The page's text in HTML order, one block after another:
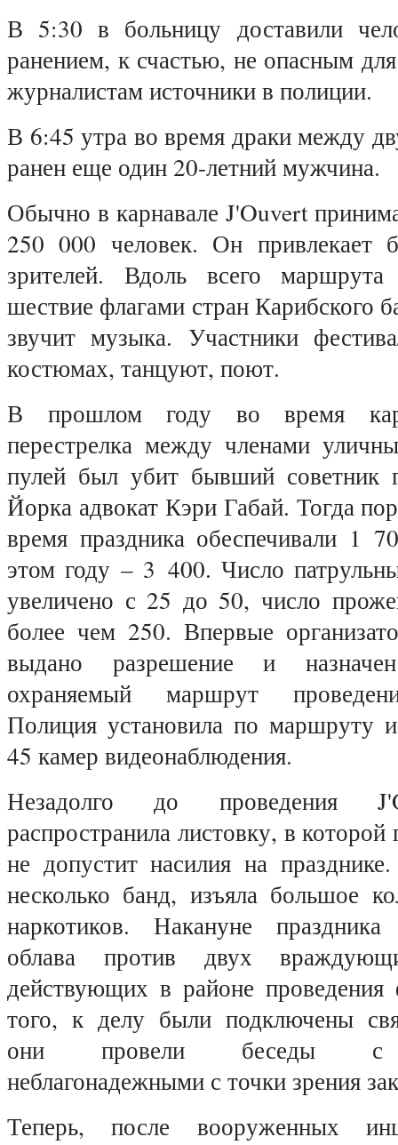
В 5:30 в больницу доставили
ранением, к счастью, не опасным
журналистам источники в полиции.
В 6:45 утра во время драки между
ранен еще один 20-летний мужчина.
Обычно в карнавале J'Ouvert
250 000 человек. Он привлекает
зрителей. Вдоль всего
шествие флагами стран Карибского
звучит музыка. Участники
костюмах, танцуют, поют.
В прошлом году во время
перестрелка между членами
пулей был убит бывший советник
Йорка адвокат Кэри Габай. Тогда
время праздника обеспечивали 1
этом году – 3 400. Число
увеличено с 25 до 50, число
более чем 250. Впервые
выдано разрешение и назначен
охраняемый маршрут
Полиция установила по маршруту
45 камер видеонаблюдения.
Незадолго до проведения
распространила листовку, в
не допустит насилия на
несколько банд, изъяла большое
наркотиков. Накануне
облава против двух
действующих в районе проведения
того, к делу были подключены
они провели беседы с
неблагонадежными с точки зрения
Теперь, после вооруженных